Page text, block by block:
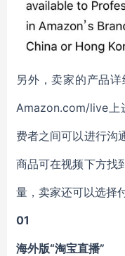
另外，卖家的产品
Amazon.com/live上
费者之间可以进行沟
商品可在视频下方找
量，卖家还可以选择
01
海外版“淘宝直播”